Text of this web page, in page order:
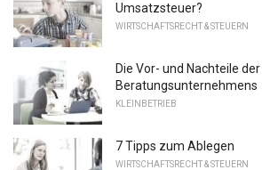
Umsatzsteuer?
WIRTSCHAFTSRECHT & STEUERN
Die Vor- und Nachteile
Beratungsunternehmens
KLEINBETRIEB
7 Tipps zum Ablegen
WIRTSCHAFTSRECHT & STEUERN